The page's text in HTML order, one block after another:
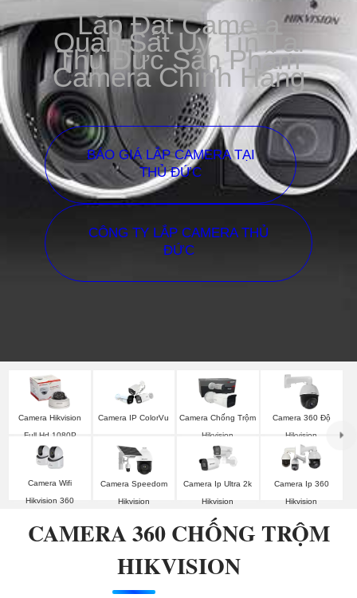
Lắp Đặt Camera
Quan Sát Uy Tín Tại
Thủ Đức Sản Phẩm
Camera Chính Hãng
BÁO GIÁ LẮP CAMERA TẠI
THỦ ĐỨC
CÔNG TY LẮP CAMERA THỦ
ĐỨC
Camera Hikvision
Full Hd 1080P
Camera IP ColorVu
Camera Chống Trộm
Hikvision
Camera 360 Độ
Hikvision
Camera Wifi
Hikvision 360
Camera Speedom
Hikvision
Camera Ip Ultra 2k
Hikvision
Camera Ip 360
Hikvision
CAMERA 360 CHỐNG TRỘM
HIKVISION